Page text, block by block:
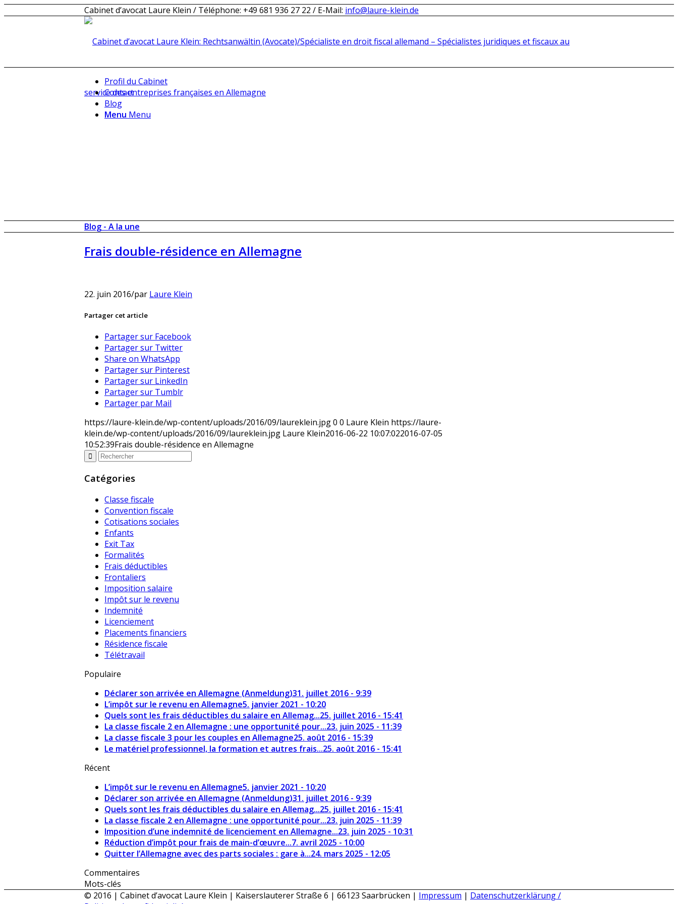
Cabinet d’avocat Laure Klein / Téléphone: +49 681 936 27 22 / E-Mail: info@laure-klein.de
Profil du Cabinet
Contact
Blog
Menu Menu
Blog - A la une
Frais double-résidence en Allemagne
22. juin 2016/par Laure Klein
Partager cet article
Partager sur Facebook
Partager sur Twitter
Share on WhatsApp
Partager sur Pinterest
Partager sur LinkedIn
Partager sur Tumblr
Partager par Mail
https://laure-klein.de/wp-content/uploads/2016/09/laureklein.jpg0 0 Laure Klein https://laure-
klein.de/wp-content/uploads/2016/09/laureklein.jpg Laure Klein2016-06-22 10:07:022016-07-05
10:52:39Frais double-résidence en Allemagne
Catégories
Classe fiscale
Convention fiscale
Cotisations sociales
Enfants
Exit Tax
Formalités
Frais déductibles
Frontaliers
Imposition salaire
Impôt sur le revenu
Indemnité
Licenciement
Placements financiers
Résidence fiscale
Télétravail
Populaire
Déclarer son arrivée en Allemagne (Anmeldung)31. juillet 2016 - 9:39
L’impôt sur le revenu en Allemagne5. janvier 2021 - 10:20
Quels sont les frais déductibles du salaire en Allemag...25. juillet 2016 - 15:41
La classe fiscale 2 en Allemagne : une opportunité pour...23. juin 2025 - 11:39
La classe fiscale 3 pour les couples en Allemagne25. août 2016 - 15:39
Le matériel professionnel, la formation et autres frais...25. août 2016 - 15:41
Récent
L’impôt sur le revenu en Allemagne5. janvier 2021 - 10:20
Déclarer son arrivée en Allemagne (Anmeldung)31. juillet 2016 - 9:39
Quels sont les frais déductibles du salaire en Allemag...25. juillet 2016 - 15:41
La classe fiscale 2 en Allemagne : une opportunité pour...23. juin 2025 - 11:39
Imposition d’une indemnité de licenciement en Allemagne...23. juin 2025 - 10:31
Réduction d’impôt pour frais de main-d’œuvre...7. avril 2025 - 10:00
Quitter l’Allemagne avec des parts sociales : gare à...24. mars 2025 - 12:05
Commentaires
Mots-clés
© 2016 | Cabinet d’avocat Laure Klein | Kaiserslauterer Straße 6 | 66123 Saarbrücken | Impressum | Datenschutzerklärung /